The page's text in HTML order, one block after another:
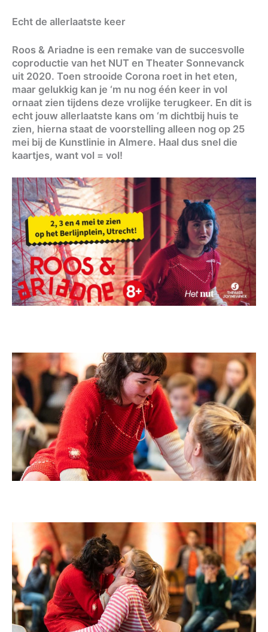
Echt de allerlaatste keer
Roos & Ariadne is een remake van de succesvolle
coproductie van het NUT en Theater Sonnevanck
uit 2020. Toen strooide Corona roet in het eten,
maar gelukkig kan je ‘m nu nog één keer in vol
ornaat zien tijdens deze vrolijke terugkeer. En dit is
echt jouw allerlaatste kans om ‘m dichtbij huis te
zien, hierna staat de voorstelling alleen nog op 25
mei bij de Kunstlinie in Almere. Haal dus snel die
kaartjes, want vol = vol!